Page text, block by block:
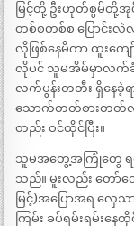
မြင့်တို့ ဦးဟုတ်စွမ်တို့အုပ်
တစ်စတစ်စ ပြောင်းလဲ
လိုဖြစ်နေမိကာ ထူး
လိုပင် သူမအိမ်မှာလက်
လက်ပွန်းတတီး ရှိနေခဲ့ရ
သောက်တတ်စားတတ်လာ
တည်း ဝင်ထိုင်ပြီး။
သူမအတွေ့အကြုံတွေ ရင်
သည်။ မူးလည်း တော်တ
မြင့်)အပြောအရ လှေ
ကြမ်း ခပ်ရမ်းရမ်းနေ